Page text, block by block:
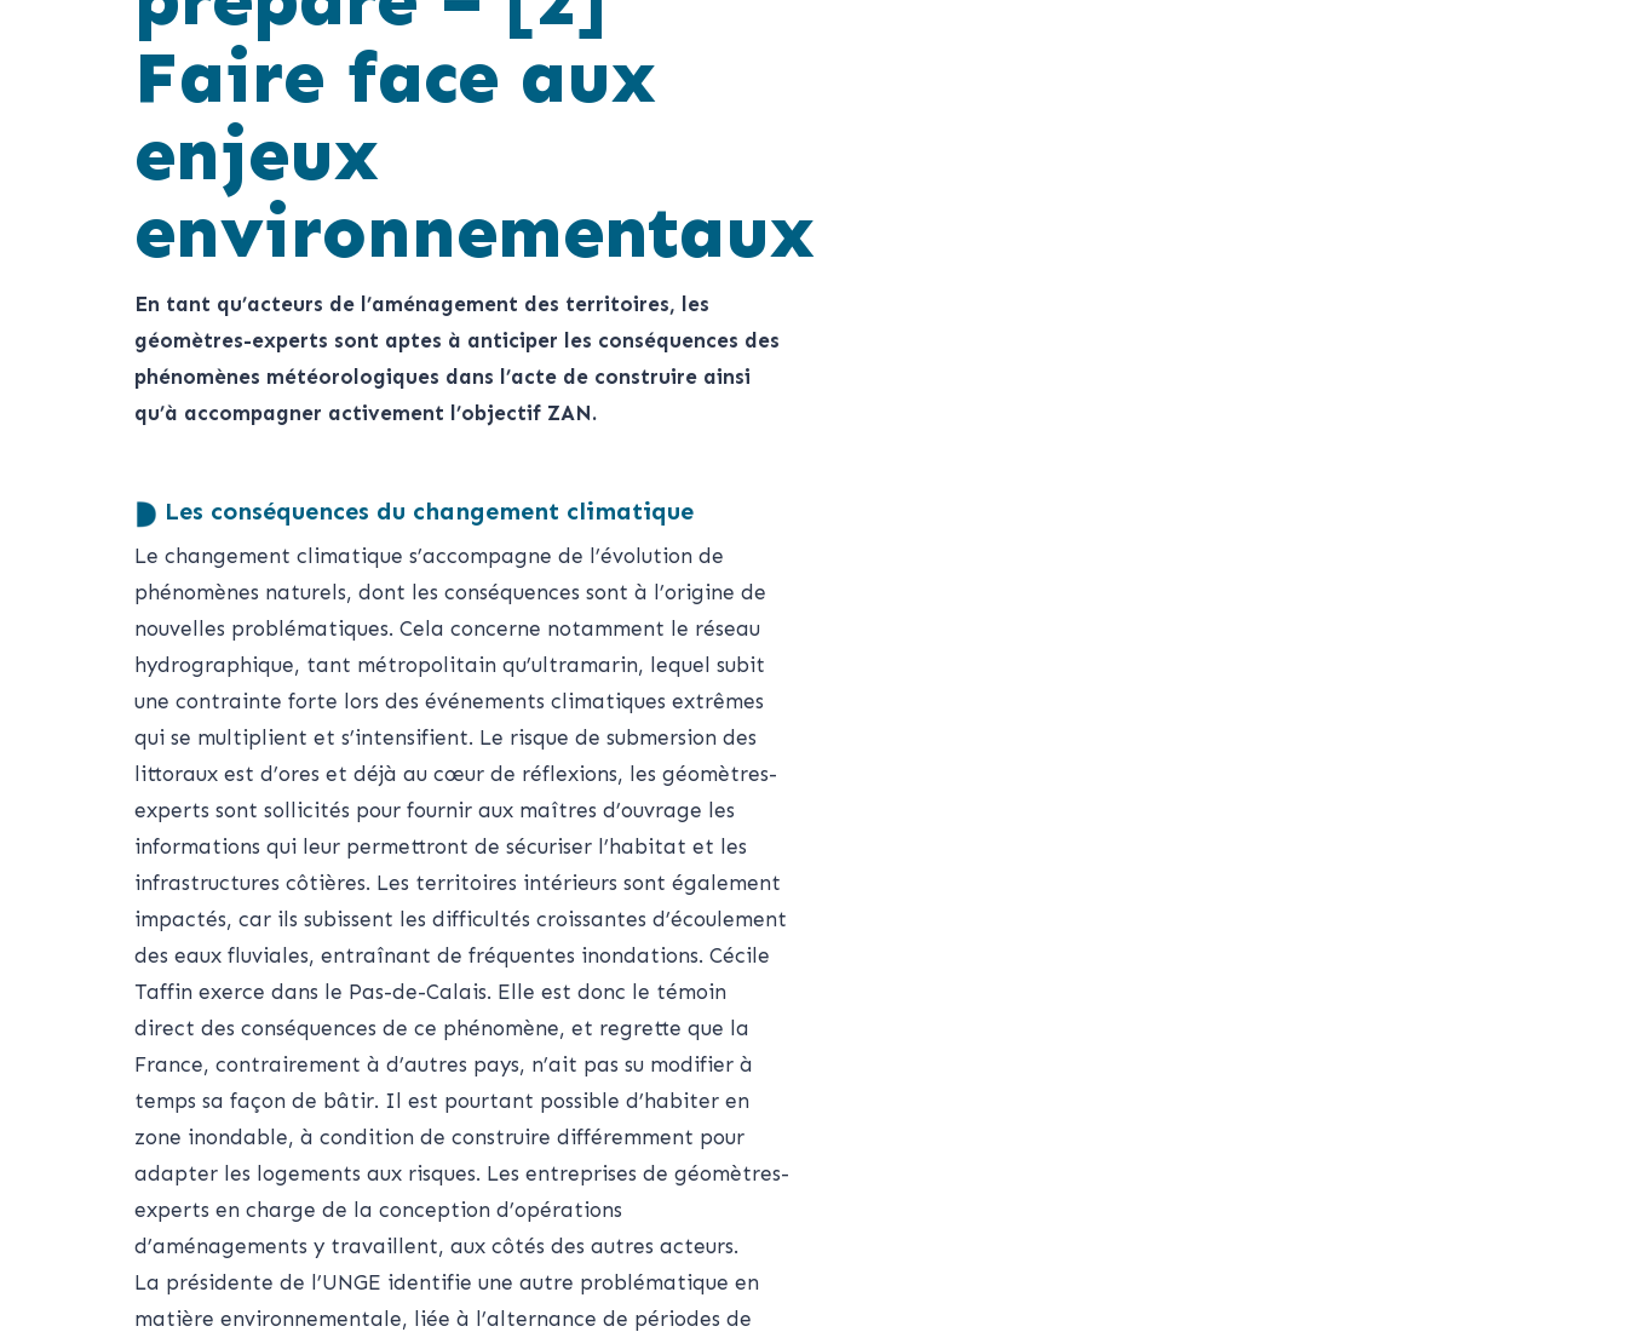
Faire face aux
enjeux
environnementaux
En tant qu’acteurs de l’aménagement des territoires, les
géomètres-experts sont aptes à anticiper les conséquences des
phénomènes météorologiques dans l’acte de construire ainsi
qu’à accompagner activement l’objectif ZAN.
Les conséquences du changement climatique
Le changement climatique s’accompagne de l’évolution de
phénomènes naturels, dont les conséquences sont à l’origine de
nouvelles problématiques. Cela concerne notamment le réseau
hydrographique, tant métropolitain qu’ultramarin, lequel subit
une contrainte forte lors des événements climatiques extrêmes
qui se multiplient et s’intensifient. Le risque de submersion des
littoraux est d’ores et déjà au cœur de réflexions, les géomètres-
experts sont sollicités pour fournir aux maîtres d’ouvrage les
informations qui leur permettront de sécuriser l’habitat et les
infrastructures côtières. Les territoires intérieurs sont également
impactés, car ils subissent les difficultés croissantes d’écoulement
des eaux fluviales, entraînant de fréquentes inondations. Cécile
Taffin exerce dans le Pas-de-Calais. Elle est donc le témoin
direct des conséquences de ce phénomène, et regrette que la
France, contrairement à d’autres pays, n’ait pas su modifier à
temps sa façon de bâtir. Il est pourtant possible d’habiter en
zone inondable, à condition de construire différemment pour
adapter les logements aux risques. Les entreprises de géomètres-
experts en charge de la conception d’opérations
d’aménagements y travaillent, aux côtés des autres acteurs.
La présidente de l’UNGE identifie une autre problématique en
matière environnementale, liée à l’alternance de périodes de